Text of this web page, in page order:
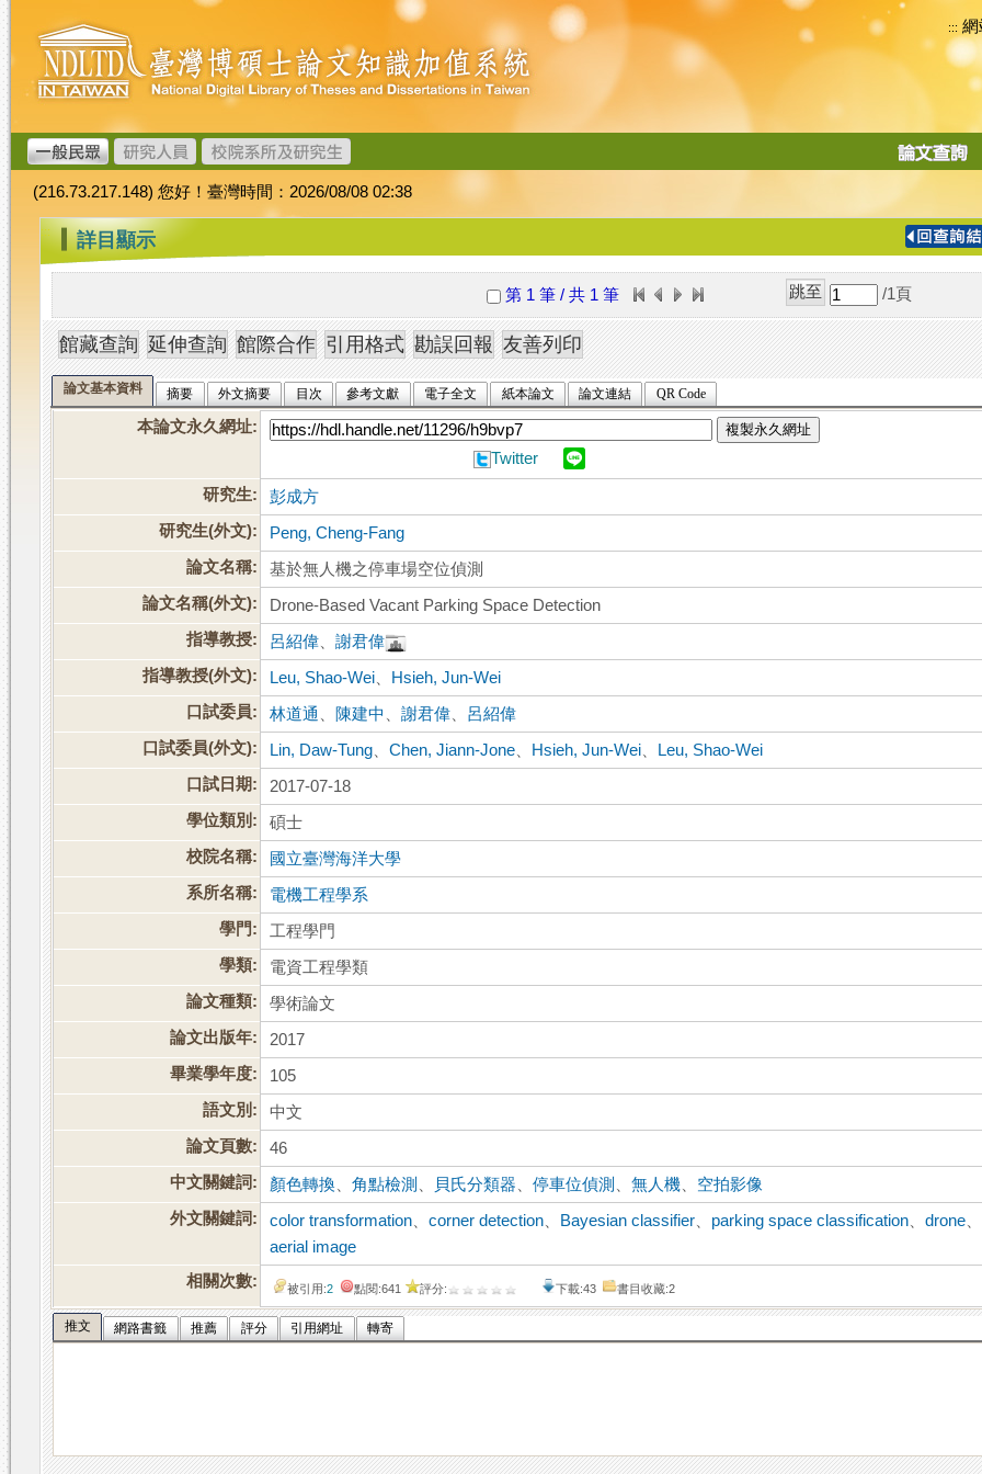
跳
到
主
要
內
容
臺
灣
博
碩
士
論
文
加
值
系
統
::: 網
導
(216.73.217.148) 您好！臺灣時間：2026/08/08 02:38
::: 詳目顯示
第 1 筆 / 共 1 筆 /1 頁
論文基本資料 摘要 外文摘要 目次 參考文獻 電子全文 紙本論文 論文連結 QR Code
本論文永久網址: 複製永久網址
Twitter
研究生:
彭成方
研究生(外文):
Peng, Cheng-Fang
論文名稱:
基於無人機之停車場空位偵測
論文名稱(外文):
Drone-Based Vacant Parking Space Detection
指導教授:
呂紹偉 、謝君偉
指導教授(外文):
Leu, Shao-Wei
Hsieh, Jun-Wei
口試委員:
林道通 陳建中 、謝君偉
呂紹偉
口試委員(外文):
Lin, Daw-Tung 、Chen, Jiann-Jone Hsieh, Jun-Wei
Leu, Shao-Wei
口試日期:
2017-07-18
學位類別:
碩士
校院名稱:
國立臺灣海洋大學
系所名稱:
電機工程學系
學門:
工程學門
學類:
電資工程學類
論文種類:
學術論文
論文出版年:
2017
畢業學年度:
105
語文別:
中文
論文頁數:
46
中文關鍵詞:
顏色轉換 、角點檢測 貝氏分類器 、停車位偵測 、無人機
空拍影像
外文關鍵詞:
color transformation 、corner detection Bayesian classifier parking space classification 、drone
aerial image
相關次數:
被引用:2 點閱:641 評分: 下載:43 書目收藏:2
推文 網路書籤 推薦 評分 引用網址 轉寄